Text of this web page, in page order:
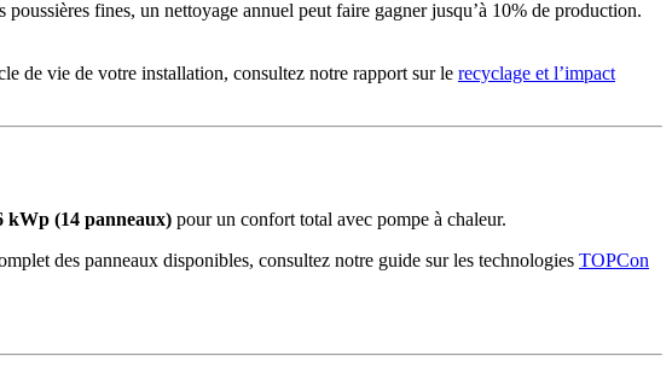
fines, un nettoyage annuel peut faire gagner jusqu’à 10% de production.
de vie de votre installation, consultez notre rapport sur le recyclage et l’impact
kWp (14 panneaux) pour un confort total avec pompe à chaleur.
des panneaux disponibles, consultez notre guide sur les technologies TOPCon